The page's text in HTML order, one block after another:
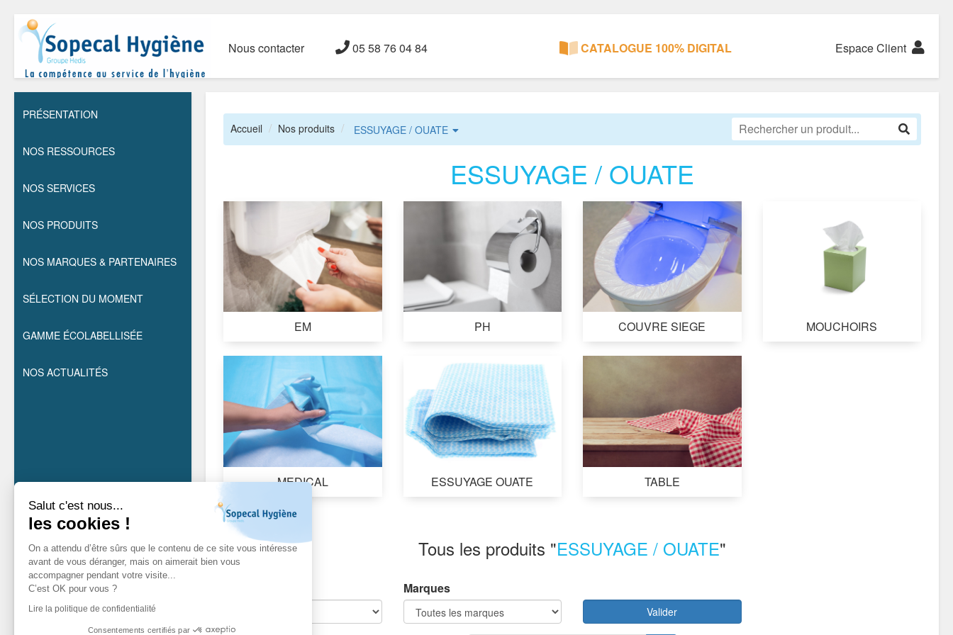
Salut c'est nous...
les cookies !
On a attendu d’être sûrs que le contenu de ce site vous intéresse
avant de vous déranger, mais on aimerait bien vous
accompagner pendant votre visite...
C’est OK pour vous ?
Lire la politique de confidentialité
Consentements certifiés par
Nous contacter 05 58 76 04 84 CATALOGUE 100% DIGITAL Espace Client
PRÉSENTATION
NOS RESSOURCES
NOS SERVICES
NOS PRODUITS
NOS MARQUES & PARTENAIRES
SÉLECTION DU MOMENT
GAMME ÉCOLABELLISÉE
NOS ACTUALITÉS
Accueil Nos produits ESSUYAGE / OUATE
ESSUYAGE / OUATE
EM PH COUVRE SIEGE MOUCHOIRS
MEDICAL ESSUYAGE OUATE TABLE
Tous les produits "ESSUYAGE / OUATE"
Marques
Valider